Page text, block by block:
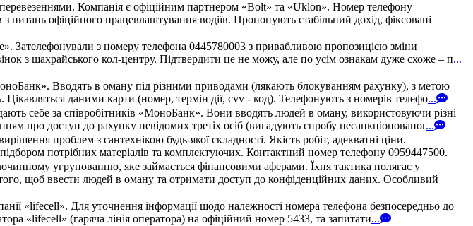
Компанія є офіційним партнером «Bolt» та «Uklon». Номер телефону
питань офіційного працевлаштування водіїв. Пропонують стабільний дохід, фіксовані
Зателефонували з номеру телефона 0445780003 з привабливою пропозицією зміни
з шахрайського кол-центру. Підтвердити це не можу, але по усім ознакам дуже схоже – п...
Вводять в оману під різними приводами (лякають блокуванням рахунку), з метою
даними карти (номер, термін дії, cvv - код). Телефонують з номерів телефо...
себе за співробітників «МоноБанк». Вони вводять людей в оману, використовуючи різні
про доступ до рахунку невідомих третіх осіб (вигадують спробу несанкціонованог...
проблем з сантехнікою будь-якої складності. Якість робіт, адекватні ціни.
потрібних матеріалів та комплектуючих. Контактний номер телефону 0959447500.
угрупованню, яке займається фінансовими аферами. Їхня тактика полягає у
щоб ввести людей в оману та отримати доступ до конфіденційних даних. Особливий
«lifecell». Для уточнення інформації щодо належності номера телефона безпосередньо до
«lifecell» (гаряча лінія оператора) на офіційний номер 5433, та запитати...